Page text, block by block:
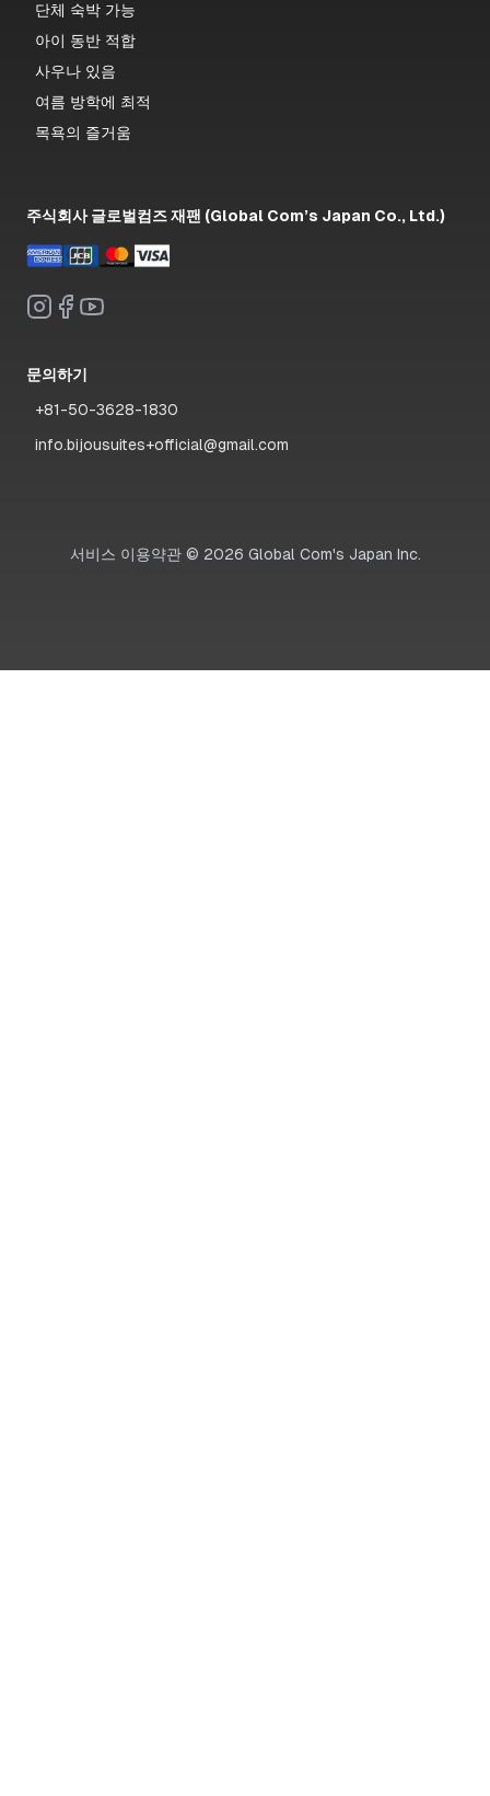
단체 숙박 가능
아이 동반 적합
사우나 있음
여름 방학에 최적
목욕의 즐거움
주식회사 글로벌컴즈 재팬 (Global Com’s Japan Co., Ltd.)
문의하기
+81-50-3628-1830
info.bijousuites+official@gmail.com
서비스 이용약관© 2026 Global Com's Japan Inc.